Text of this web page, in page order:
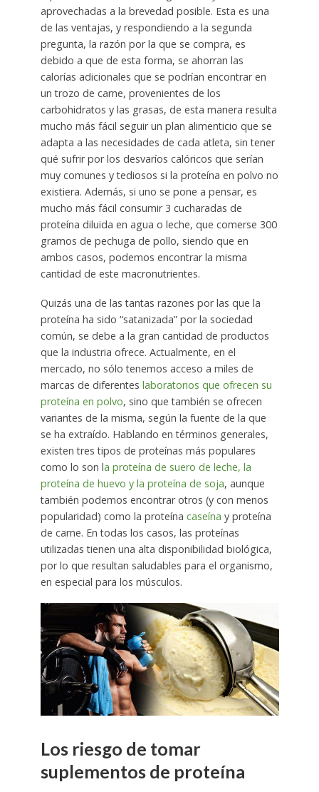
aprovechadas a la brevedad posible. Esta es una
de las ventajas, y respondiendo a la segunda
pregunta, la razón por la que se compra, es
debido a que de esta forma, se ahorran las
calorías adicionales que se podrían encontrar en
un trozo de carne, provenientes de los
carbohidratos y las grasas, de esta manera resulta
mucho más fácil seguir un plan alimenticio que se
adapta a las necesidades de cada atleta, sin tener
qué sufrir por los desvaríos calóricos que serían
muy comunes y tediosos si la proteína en polvo no
existiera. Además, si uno se pone a pensar, es
mucho más fácil consumir 3 cucharadas de
proteína diluida en agua o leche, que comerse 300
gramos de pechuga de pollo, siendo que en
ambos casos, podemos encontrar la misma
cantidad de este macronutrientes.
Quizás una de las tantas razones por las que la
proteína ha sido “satanizada” por la sociedad
común, se debe a la gran cantidad de productos
que la industria ofrece. Actualmente, en el
mercado, no sólo tenemos acceso a miles de
marcas de diferentes laboratorios que ofrecen su
proteína en polvo, sino que también se ofrecen
variantes de la misma, según la fuente de la que
se ha extraído. Hablando en términos generales,
existen tres tipos de proteínas más populares
como lo son la proteína de suero de leche, la
proteína de huevo y la proteína de soja, aunque
también podemos encontrar otros (y con menos
popularidad) como la proteína caseína y proteína
de carne. En todas los casos, las proteínas
utilizadas tienen una alta disponibilidad biológica,
por lo que resultan saludables para el organismo,
en especial para los músculos.
Los riesgo de tomar
suplementos de proteína